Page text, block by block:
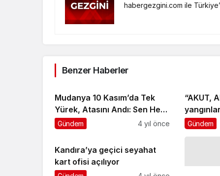
habergezgini.com ile
Benzer Haberler
Mudanya 10 Kasım’da Tek
Yürek, Atasını Andı: Sen Hep
Varsın
Gündem 4 yıl önce
“AKUT,
yüzlerce
Gündem
Kandıra’ya geçici seyahat
kart ofisi açılıyor